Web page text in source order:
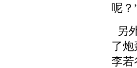
呢？
另
了
李若